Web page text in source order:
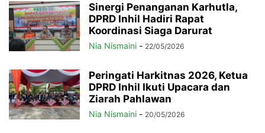
Sinergi Penanganan Karhutla,
DPRD Inhil Hadiri Rapat
Koordinasi Siaga Darurat
Nia Nismaini - 22/05/2026
Peringati Harkitnas 2026, Ketua
DPRD Inhil Ikuti Upacara dan
Ziarah Pahlawan
Nia Nismaini - 20/05/2026